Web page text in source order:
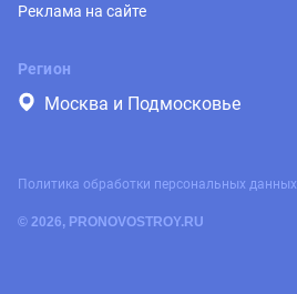
Реклама на сайте
Регион
Москва и Подмосковье
© 2026, PRONOVOSTROY.RU
Политика обработки персональных данных